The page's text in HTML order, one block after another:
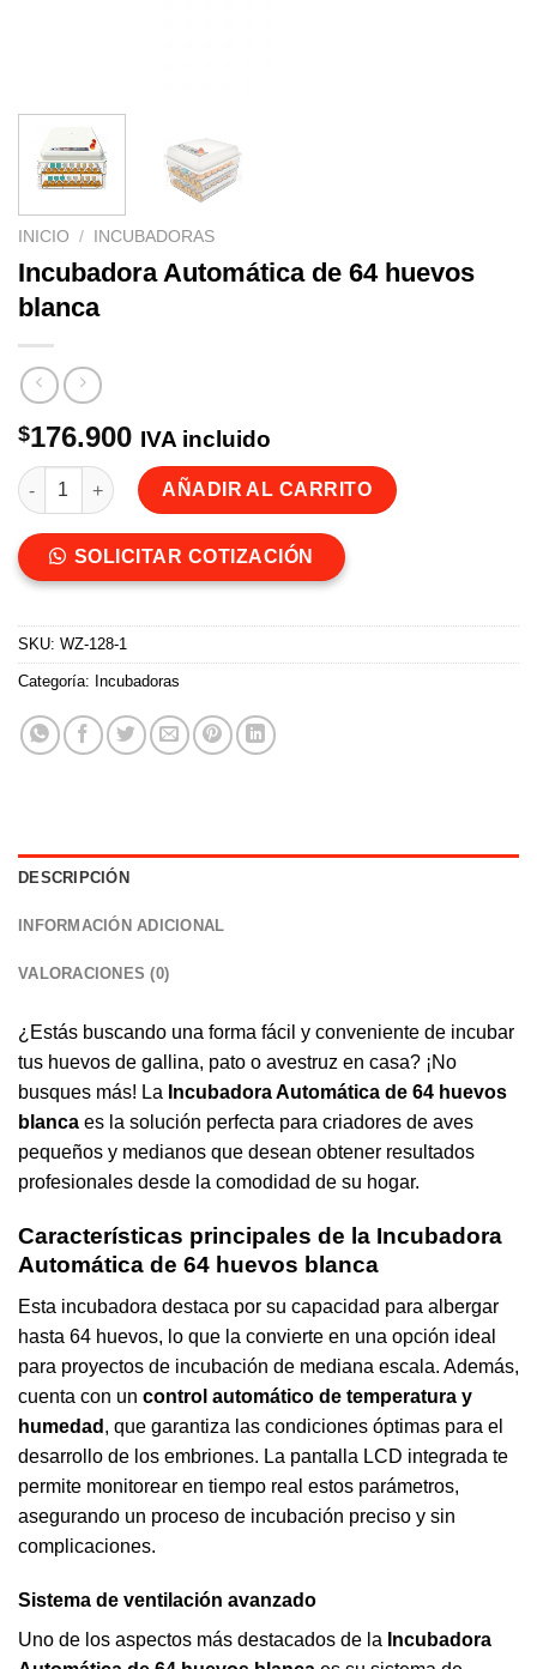
INICIO / INCUBADORAS
Incubadora Automática de 64 huevos
blanca
$176.900 IVA incluido
Incubadora Automática de 64 huevos blanca cantidad
AÑADIR AL CARRITO
SOLICITAR COTIZACIÓN
SKU: WZ-128-1
Categoría: Incubadoras
DESCRIPCIÓN
INFORMACIÓN ADICIONAL
VALORACIONES (0)
¿Estás buscando una forma fácil y conveniente de incubar
tus huevos de gallina, pato o avestruz en casa? ¡No
busques más! La Incubadora Automática de 64 huevos
blanca es la solución perfecta para criadores de aves
pequeños y medianos que desean obtener resultados
profesionales desde la comodidad de su hogar.
Características principales de la Incubadora
Automática de 64 huevos blanca
Esta incubadora destaca por su capacidad para albergar
hasta 64 huevos, lo que la convierte en una opción ideal
para proyectos de incubación de mediana escala. Además,
cuenta con un control automático de temperatura y
humedad , que garantiza las condiciones óptimas para el
desarrollo de los embriones. La pantalla LCD integrada te
permite monitorear en tiempo real estos parámetros,
asegurando un proceso de incubación preciso y sin
complicaciones.
Sistema de ventilación avanzado
Uno de los aspectos más destacados de la Incubadora